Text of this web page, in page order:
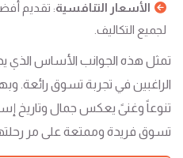
الأسعار التنافسية: تقديم
لجميع التكاليف.
تمثل هذه الجوانب الأساس الذي
الراغبين في تجربة تسوق رائعة.
تنوعاً وغنىً يعكس جمال وتاريخ
تسوق فريدة وممتعة على مر